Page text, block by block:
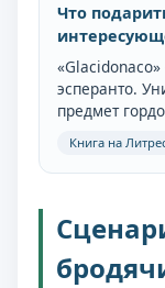
Что
эсперанто.
предмет
Книга на